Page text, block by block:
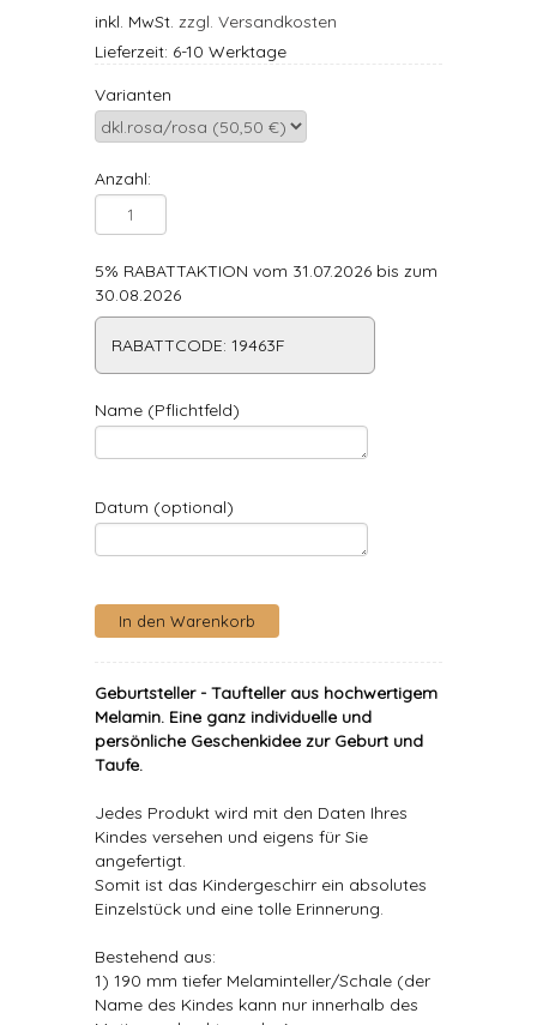
inkl. MwSt. zzgl. Versandkosten
Lieferzeit: 6-10 Werktage
Varianten
Anzahl:
5% RABATTAKTION vom 31.07.2026 bis zum
30.08.2026
RABATTCODE: 19463F
Name (Pflichtfeld)
Datum (optional)
Geburtsteller - Taufteller aus hochwertigem
Melamin. Eine ganz individuelle und
persönliche Geschenkidee zur Geburt und
Taufe.
Jedes Produkt wird mit den Daten Ihres
Kindes versehen und eigens für Sie
angefertigt.
Somit ist das Kindergeschirr ein absolutes
Einzelstück und eine tolle Erinnerung.
Bestehend aus:
1) 190 mm tiefer Melaminteller/Schale (der
Name des Kindes kann nur innerhalb des